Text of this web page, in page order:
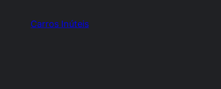
Carros Inúteis